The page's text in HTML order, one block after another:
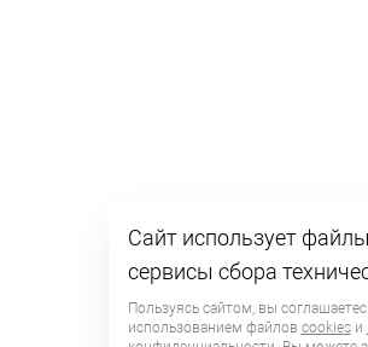
Сайт использует
сервисы сбора
Пользуясь сайтом, вы
использованием файлов cookiesи